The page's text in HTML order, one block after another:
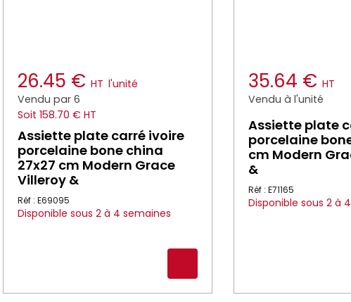
26.45 € HT l'unité
Vendu par 6
Soit 158.70 € HT
Assiette plate carré ivoire
porcelaine bone china
27x27 cm Modern Grace
Villeroy &
Réf : E69095
Disponible sous 2 à 4 semaines
35.64 € HT
Vendu à l'unité
Assiette plate
porcelaine
cm Modern
&
Réf : E71165
Disponible sous 2 à